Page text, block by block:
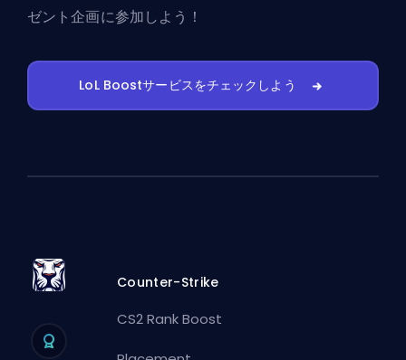
ゼント企画に参加しよう！
LoL Boostサービスをチェックしよう
Counter-Strike
CS2 Rank Boost